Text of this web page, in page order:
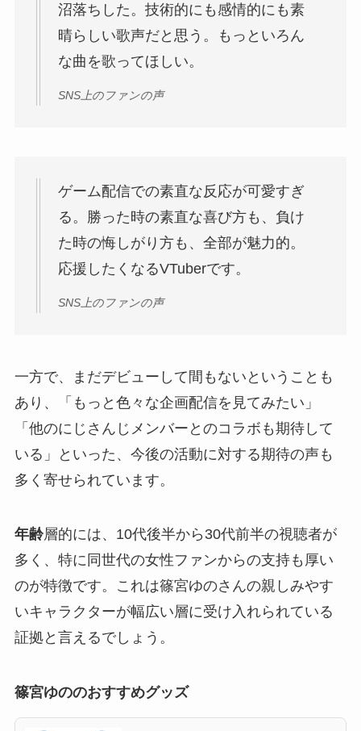
沼落ちした。技術的にも感情的にも素
晴らしい歌声だと思う。もっといろん
な曲を歌ってほしい。
SNS上のファンの声
ゲーム配信での素直な反応が可愛すぎ
る。勝った時の素直な喜び方も、負け
た時の悔しがり方も、全部が魅力的。
応援したくなるVTuberです。
SNS上のファンの声
一方で、まだデビューして間もないということも
あり、「もっと色々な企画配信を見てみたい」
「他のにじさんじメンバーとのコラボも期待して
いる」といった、今後の活動に対する期待の声も
多く寄せられています。
年齢層的には、10代後半から30代前半の視聴者が
多く、特に同世代の女性ファンからの支持も厚い
のが特徴です。これは篠宮ゆのさんの親しみやす
いキャラクターが幅広い層に受け入れられている
証拠と言えるでしょう。
篠宮ゆののおすすめグッズ